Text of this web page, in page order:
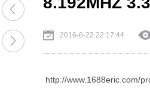
2016-6-22 22:17:44
http://www.1688eric.com/